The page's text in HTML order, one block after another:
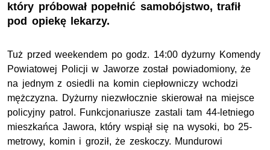
który próbował popełnić samobójstwo, trafił
pod opiekę lekarzy.
Tuż przed weekendem po godz. 14:00 dyżurny Komendy
Powiatowej Policji w Jaworze został powiadomiony, że
na jednym z osiedli na komin ciepłowniczy wchodzi
mężczyzna. Dyżurny niezwłocznie skierował na miejsce
policyjny patrol. Funkcjonariusze zastali tam 44-letniego
mieszkańca Jawora, który wspiął się na wysoki, bo 25-
metrowy, komin i groził, że zeskoczy. Mundurowi